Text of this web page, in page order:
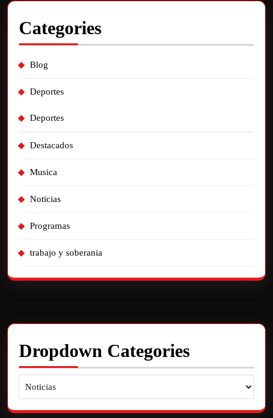
Categories
Blog
Deportes
Deportes
Destacados
Musica
Noticias
Programas
trabajo y soberania
Dropdown Categories